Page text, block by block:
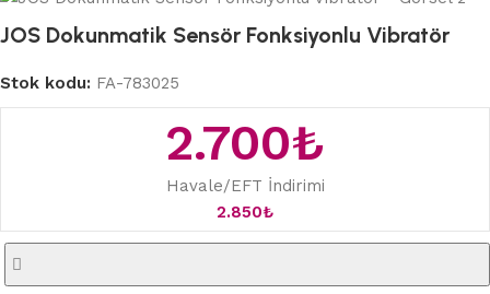
JOS Dokunmatik Sensör Fonksiyonlu Vibratör
Stok kodu: FA-783025
2.700₺
Havale/EFT İndirimi
2.850₺